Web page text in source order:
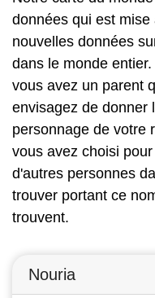
données qui est
nouvelles données
dans le monde
vous avez un parent
envisagez de donner
personnage de votre
vous avez choisi
d'autres personnes
trouver portant ce
trouvent.
Nouria